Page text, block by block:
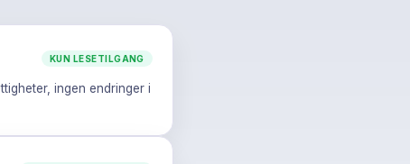
KUN LESETILGANG
ingen endringer i